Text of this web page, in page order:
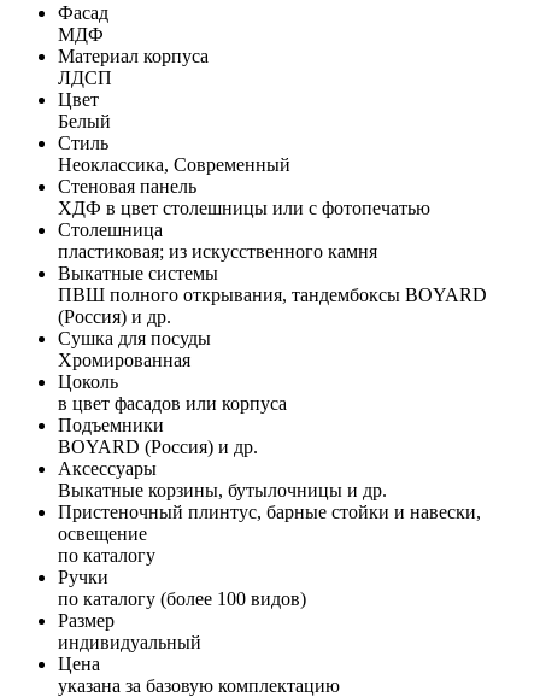
Фасад
МДФ
Материал корпуса
ЛДСП
Цвет
Белый
Стиль
Неоклассика, Современный
Стеновая панель
ХДФ в цвет столешницы или с фотопечатью
Столешница
пластиковая; из искусственного камня
Выкатные системы
ПВШ полного открывания, тандембоксы BOYARD
(Россия) и др.
Сушка для посуды
Хромированная
Цоколь
в цвет фасадов или корпуса
Подъемники
BOYARD (Россия) и др.
Аксессуары
Выкатные корзины, бутылочницы и др.
Пристеночный плинтус, барные стойки и навески,
освещение
по каталогу
Ручки
по каталогу (более 100 видов)
Размер
индивидуальный
Цена
указана за базовую комплектацию